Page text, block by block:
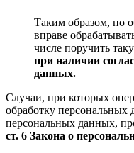
Таким образом, по
вправе
числе поручить
при наличии
данных.
Случаи, при которых
обработку персональных
персональных данных,
ст. 6 Закона о